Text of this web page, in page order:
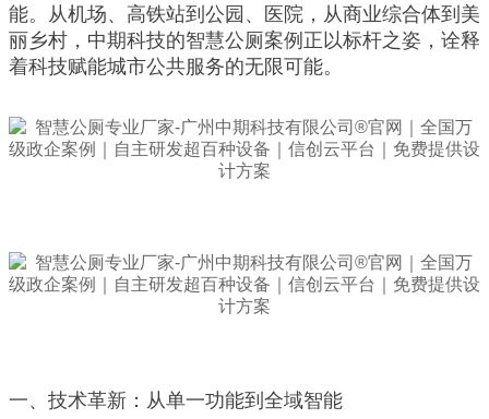
能。从机场、高铁站到公园、医院，从商业综合体到美
丽乡村，中期科技的智慧公厕案例正以标杆之姿，诠释
着科技赋能城市公共服务的无限可能。
一、技术革新：从单一功能到全域智能